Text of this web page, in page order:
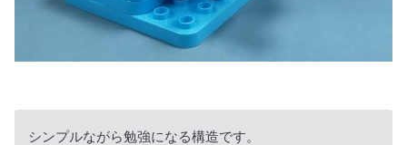
シンプルながら勉強になる構造です。